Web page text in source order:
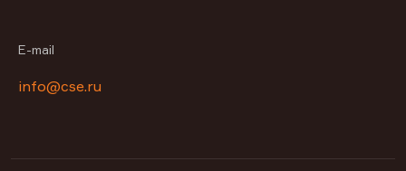
E-mail
info@cse.ru